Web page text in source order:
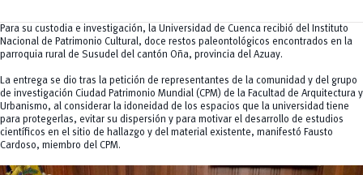
Para su custodia e investigación, la Universidad de Cuenca recibió del Instituto
Nacional de Patrimonio Cultural, doce restos paleontológicos encontrados en la
parroquia rural de Susudel del cantón Oña, provincia del Azuay.
La entrega se dio tras la petición de representantes de la comunidad y del grupo
de investigación Ciudad Patrimonio Mundial (CPM) de la Facultad de Arquitectura y
Urbanismo, al considerar la idoneidad de los espacios que la universidad tiene
para protegerlas, evitar su dispersión y para motivar el desarrollo de estudios
científicos en el sitio de hallazgo y del material existente, manifestó Fausto
Cardoso, miembro del CPM.